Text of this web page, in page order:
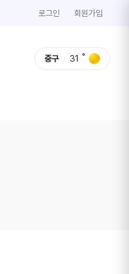
로그인 회원가입
중구 31